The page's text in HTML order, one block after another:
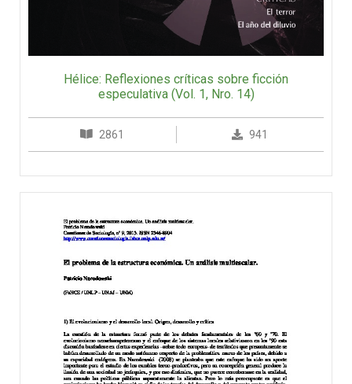
Hélice: Reflexiones críticas sobre ficción
especulativa (Vol. 1, Nro. 14)
2861 941